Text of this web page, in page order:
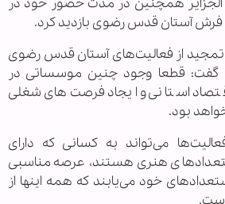
آستان قدس رضوی بازدید کرد.
از فعالیت‌های آستان قدس رضوی
قطعا وجود چنین موسساتی در
استانی و ایجاد فرصت‌های شغلی
بود.
می‌تواند به کسانی که دارای
هنری هستند، عرصه‌ مناسبی
خود می‌یابند که همه اینها از